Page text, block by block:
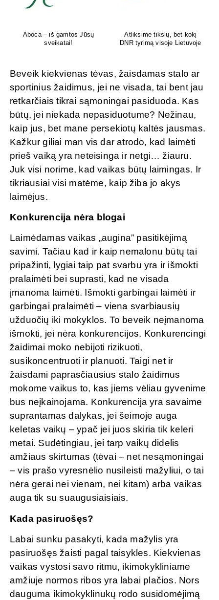
Aboca – iš gamtos Jūsų
sveikatai!
Atliksime tikslų, bet kokį
DNR tyrimą visoje Lietuvoje
Beveik kiekvienas tėvas, žaisdamas stalo ar
sportinius žaidimus, jei ne visada, tai bent jau
retkarčiais tikrai sąmoningai pasiduoda. Kas
būtų, jei niekada nepasiduotume? Nežinau,
kaip jus, bet mane persekiotų kaltės jausmas.
Kažkur giliai man vis dar atrodo, kad laimėti
prieš vaiką yra neteisinga ir netgi… žiauru.
Juk visi norime, kad vaikas būtų laimingas. Ir
tikriausiai visi matėme, kaip žiba jo akys
laimėjus.
Konkurencija nėra blogai
Laimėdamas vaikas „augina” pasitikėjimą
savimi. Tačiau kad ir kaip nemalonu būtų tai
pripažinti, lygiai taip pat svarbu yra ir išmokti
pralaimėti bei suprasti, kad ne visada
įmanoma laimėti. Išmokti garbingai laimėti ir
garbingai pralaimėti – viena svarbiausių
užduočių iki mokyklos. To beveik neįmanoma
išmokti, jei nėra konkurencijos. Konkurencingi
žaidimai moko nebijoti rizikuoti,
susikoncentruoti ir planuoti. Taigi net ir
žaisdami paprasčiausius stalo žaidimus
mokome vaikus to, kas jiems vėliau gyvenime
bus neįkainojama. Konkurencija yra savaime
suprantamas dalykas, jei šeimoje auga
keletas vaikų – ypač jei juos skiria tik keleri
metai. Sudėtingiau, jei tarp vaikų didelis
amžiaus skirtumas (tėvai – net nesąmoningai
– vis prašo vyresnėlio nusileisti mažyliui, o tai
nėra gerai nei vienam, nei kitam) arba vaikas
auga tik su suaugusiaisiais.
Kada pasiruošęs?
Labai sunku pasakyti, kada mažylis yra
pasiruošęs žaisti pagal taisykles. Kiekvienas
vaikas vystosi savo ritmu, ikimokykliniame
amžiuje normos ribos yra labai plačios. Nors
dauguma ikimokyklinukų rodo susidomėjimą